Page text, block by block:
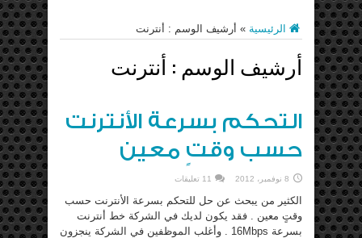
الرئيسية » أرشيف الوسم : أنترنت
أرشيف الوسم : أنترنت
التحكم بسرعة الأنترنت
حسب وقتٍ معين
8 نوفمبر، 2012 11 تعليقات
الكثير من يبحث عن حل للتحكم بسرعة الأنترنت حسب
وقتٍ معين . فقد يكون لديك في الشركة خط أنترنت
بسرعة 16Mbps . وأغلب الموظفين في الشركة ينجزون